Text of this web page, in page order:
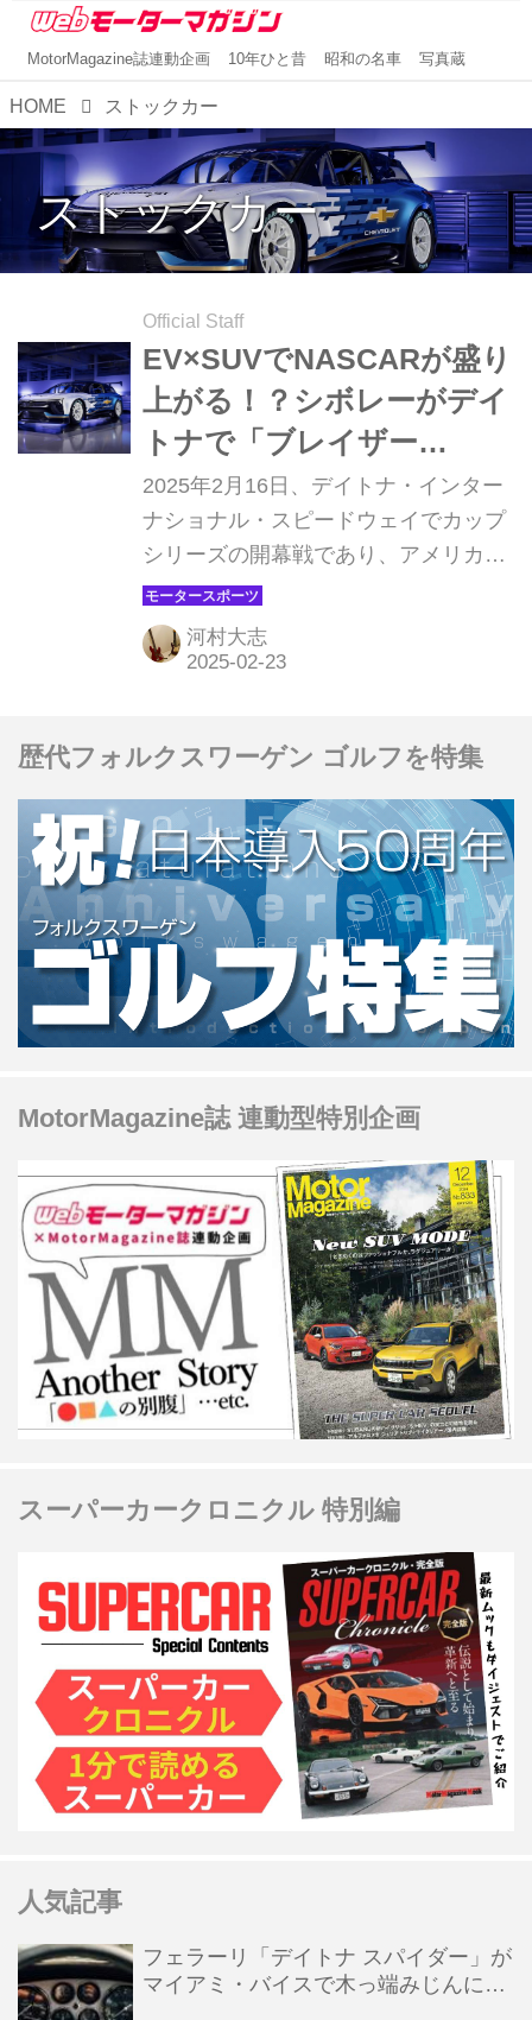
MotorMagazine誌連動企画 10年ひと昔 昭和の名車 写真蔵
HOME ストックカー
ストックカー
Official Staff
EV×SUVでNASCARが盛り
上がる！？シボレーがデイ
トナで「ブレイザー
EV.R」プロトタイプを発
表
2025年2月16日、デイトナ・インター
ナショナル・スピードウェイでカップ
シリーズの開幕戦であり、アメリカン
レースの伝統であるデイトナ500が開
催された。シボレーはデイトナ500を
前に新しいコンセプトのプロトタイプ
河村大志
歴代フォルクスワーゲン ゴルフを特集
MotorMagazine誌 連動型特別企画
スーパーカークロニクル 特別編
人気記事
フェラーリ「デイトナ スパイダー」が
マイアミ・バイスで木っ端みじんにな